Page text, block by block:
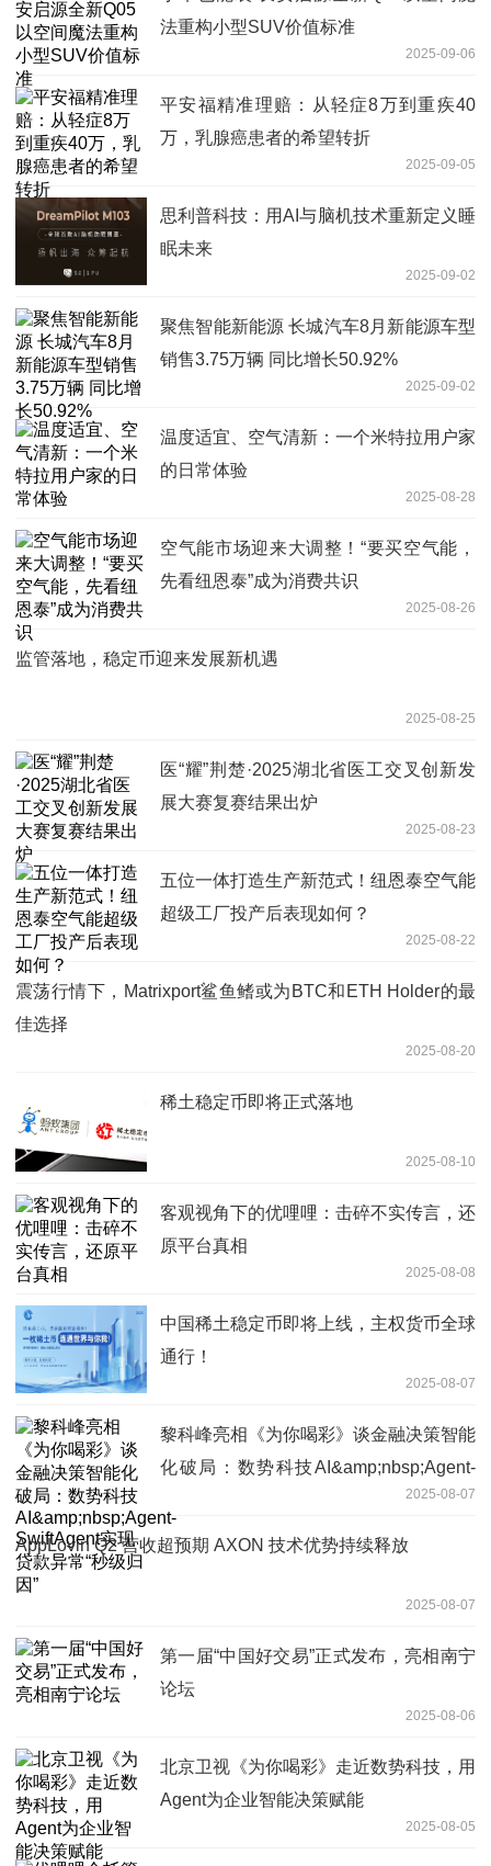
法重构小型SUV价值标准
2025-09-06
平安福精准理赔：从轻症8万到重疾40
万，乳腺癌患者的希望转折
2025-09-05
思利普科技：用AI与脑机技术重新定义睡
眠未来
2025-09-02
聚焦智能新能源 长城汽车8月新能源车型
销售3.75万辆 同比增长50.92%
2025-09-02
温度适宜、空气清新：一个米特拉用户家
的日常体验
2025-08-28
空气能市场迎来大调整！“要买空气能，
先看纽恩泰”成为消费共识
2025-08-26
监管落地，稳定币迎来发展新机遇
2025-08-25
医“耀”荆楚·2025湖北省医工交叉创新发
展大赛复赛结果出炉
2025-08-23
五位一体打造生产新范式！纽恩泰空气能
超级工厂投产后表现如何？
2025-08-22
震荡行情下，Matrixport鲨鱼鳍或为BTC和ETH Holder的最
佳选择
2025-08-20
稀土稳定币即将正式落地
2025-08-10
客观视角下的优哩哩：击碎不实传言，还
原平台真相
2025-08-08
中国稀土稳定币即将上线，主权货币全球
通行！
2025-08-07
黎科峰亮相《为你喝彩》谈金融决策智能
化破局：数势科技AI&amp;nbsp;Agent-
SwiftAgent实现贷款异常“秒级归因”2025-08-07
AppLovin Q2 营收超预期 AXON 技术优势持续释放
2025-08-07
第一届“中国好交易”正式发布，亮相南宁
论坛
2025-08-06
北京卫视《为你喝彩》走近数势科技，用
Agent为企业智能决策赋能
2025-08-05